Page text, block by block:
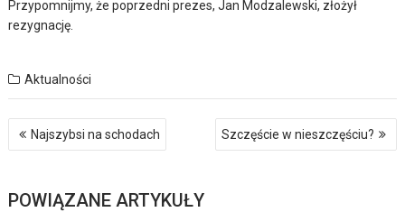
Przypomnijmy, że poprzedni prezes, Jan Modzalewski, złożył
rezygnację.
Aktualności
Nawigacja
wpisu
Najszybsi na schodach Szczęście w nieszczęściu?
POWIĄZANE ARTYKUŁY